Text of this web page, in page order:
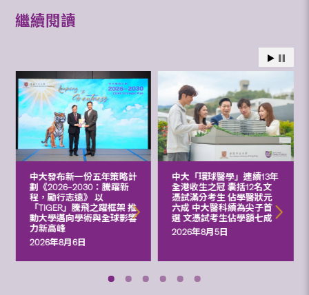
繼續閱讀
中大發布新一份五年策略計
劃《2026‒2030：騰躍新
程，勵行志遠》 以
「TIGER」騰飛之躍框架 推
動大學邁向學術與全球影響
力新高峰
2026年8月6日
中大「環球醫學」連續13年
全港收生之冠 囊括12名文
憑試滿分考生 佔學醫狀元
六成 中大醫科續為尖子首
選 文憑試考生佔學額七成
2026年8月5日